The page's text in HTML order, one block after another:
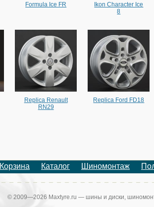
Formula Ice FR
Ikon Character Ice
8
Replica Renault
RN29
Replica Ford FD18
Корзина Каталог Шиномонтаж
© 2009—2026 Maxtyre.ru — шины и диски,